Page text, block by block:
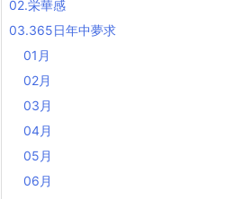
02.栄華感
03.365日年中夢求
01月
02月
03月
04月
05月
06月